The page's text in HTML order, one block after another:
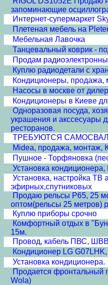
запоминающие
Интернет-супермаркет
Плетеная мебель на
Мебельная Лавочка
Танцевальный коврик -
Продам
Куплю радиодетали с
Кондиционеры, продажа,
Насосы в москве от
Кондиционеры в Киеве
Одноразовая посуда,
украшения и акссесуары
ресторанов.
ТРЕБУЮТСЯ
Midea, продажа, монтаж,
Пушное - Торфяновка
Установка кондиционера,
Установка, настройка ТВ
эфирных,спутниковых
Продаю рельсы Р65, 25
оптом(рельсы 25 метров)
Куплю приборы срочно
Комфортный отдых в
15м.
Провод, кабель ПВС,
Кондиционер LG
Установка кондиционера.
Продается фронтальный
Wola)